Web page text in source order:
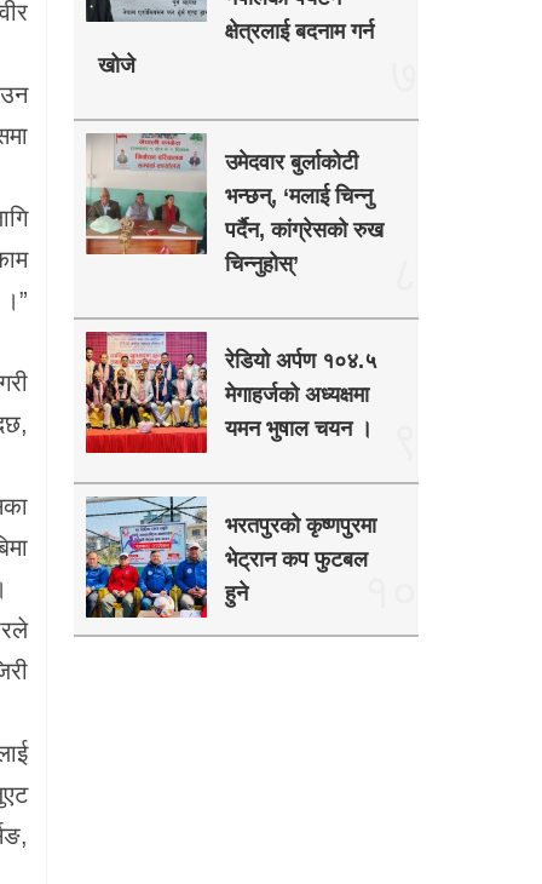
क्षेत्रलाई बदनाम गर्न
खोजे
उमेदवार बुर्लाकोटी
भन्छन्, ‘मलाई चिन्नु
पर्दैन, कांग्रेसको रुख
चिन्नुहोस्’
रेडियो अर्पण १०४.५
मेगाहर्जको अध्यक्षमा
यमन भुषाल चयन ।
भरतपुरको कृष्णपुरमा
भेट्रान कप फुटबल
हुने